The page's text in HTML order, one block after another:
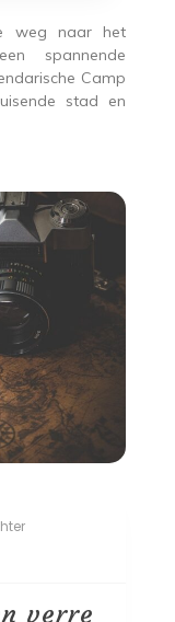
weg naar het
spannende
Camp
stad en
op
verre